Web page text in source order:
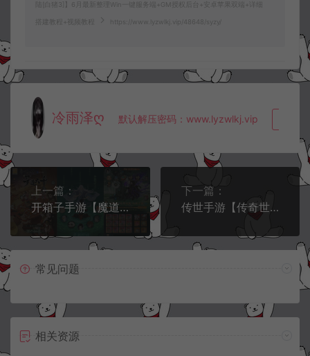
陆[白猪3]】6月最新整理Win一键服务端+GM授权后台+安卓苹果双端+详细
搭建教程+视频教程 https://www.lyzwlkj.vip/48648/syzy/
冷雨泽ღ 默认解压密码：www.lyzwlkj.vip
上一篇：
开箱子手游【魔道修仙代金券内购多区9000级版】5月最新整理Ubuntu手工服务端+CDK授权后台+安卓苹果双端+详细搭建教程+视频教程
下一篇：
传世手游【传奇世界四职业3大陆怀旧版】5月最新整理Linux手工服务端+明文src+热更工具+GM授权后台+安卓苹果双端+详细搭建教程+视频教程
常见问题
相关资源